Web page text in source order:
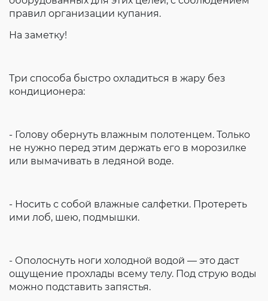
правил организации купания.
На заметку!
Три способа быстро охладиться в жару без
кондиционера:
- Голову обернуть влажным полотенцем. Только
не нужно перед этим держать его в морозилке
или вымачивать в ледяной воде.
- Носить с собой влажные салфетки. Протереть
ими лоб, шею, подмышки.
- Ополоснуть ноги холодной водой — это даст
ощущение прохлады всему телу. Под струю воды
можно подставить запястья.